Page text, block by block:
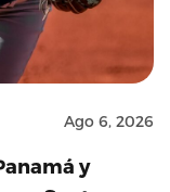
Ago 6, 2026
y